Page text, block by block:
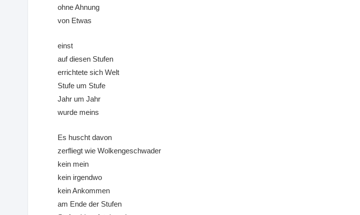
ohne Ahnung
von Etwas
einst
auf diesen Stufen
errichtete sich Welt
Stufe um Stufe
Jahr um Jahr
wurde meins
Es huscht davon
zerfliegt wie Wolkengeschwader
kein mein
kein irgendwo
kein Ankommen
am Ende der Stufen